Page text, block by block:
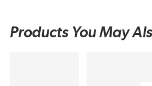
Products You May